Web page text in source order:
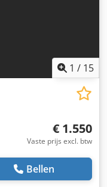
1 / 15
€ 1.550
Vaste prijs excl. btw
Bellen